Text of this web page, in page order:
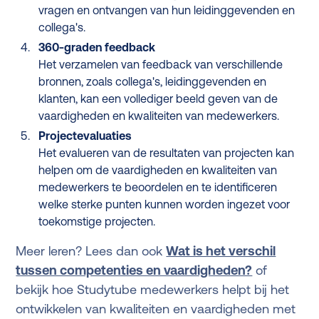
vragen en ontvangen van hun leidinggevenden en
collega's.
360-graden feedback
Het verzamelen van feedback van verschillende
bronnen, zoals collega's, leidinggevenden en
klanten, kan een vollediger beeld geven van de
vaardigheden en kwaliteiten van medewerkers.
Projectevaluaties
Het evalueren van de resultaten van projecten kan
helpen om de vaardigheden en kwaliteiten van
medewerkers te beoordelen en te identificeren
welke sterke punten kunnen worden ingezet voor
toekomstige projecten.
Meer leren? Lees dan ookWat is het verschil
tussen competenties en vaardigheden? of
bekijk hoe Studytube medewerkers helpt bij het
ontwikkelen van kwaliteiten en vaardigheden met